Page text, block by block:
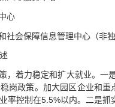
心
社会保障信息管理中心（非独
，着力稳定和扩大就业。一
岗政策。加大园区企业和
率控制在5.5%以内。二是